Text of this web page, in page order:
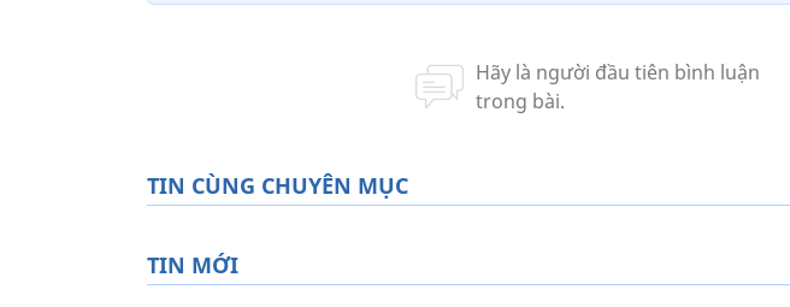
TIN CÙNG CHUYÊN MỤC
TIN MỚI